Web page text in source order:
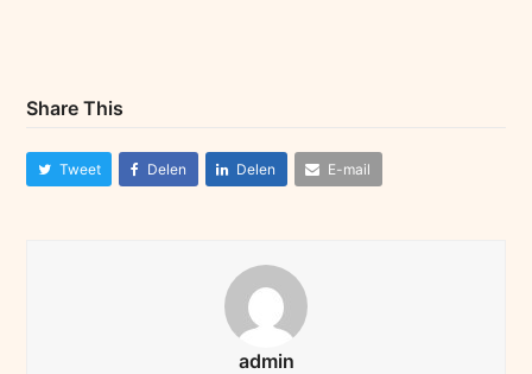
Share This
Tweet Delen Delen E-mail
admin